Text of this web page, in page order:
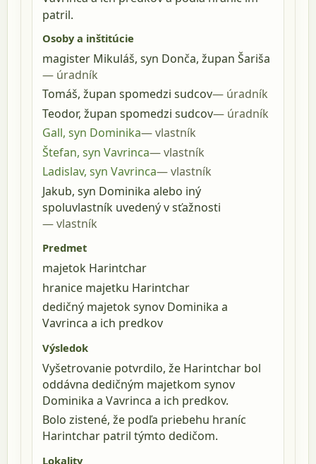
patril.
Osoby a inštitúcie
magister Mikuláš, syn Donča, župan Šariša
úradník
Tomáš, župan spomedzi sudcov
úradník
Teodor, župan spomedzi sudcov
úradník
Gall, syn Dominika
vlastník
Štefan, syn Vavrinca
vlastník
Ladislav, syn Vavrinca
vlastník
Jakub, syn Dominika alebo iný
spoluvlastník uvedený v sťažnosti
vlastník
Predmet
majetok Harintchar
hranice majetku Harintchar
dedičný majetok synov Dominika a
Vavrinca a ich predkov
Výsledok
Vyšetrovanie potvrdilo, že Harintchar bol
oddávna dedičným majetkom synov
Dominika a Vavrinca a ich predkov.
Bolo zistené, že podľa priebehu hraníc
Harintchar patril týmto dedičom.
Lokality